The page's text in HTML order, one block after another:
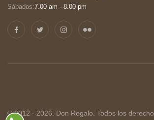
Sábados:7.00 am - 8.00 pm
© 2012 - 2026. Don Regalo. Todos los